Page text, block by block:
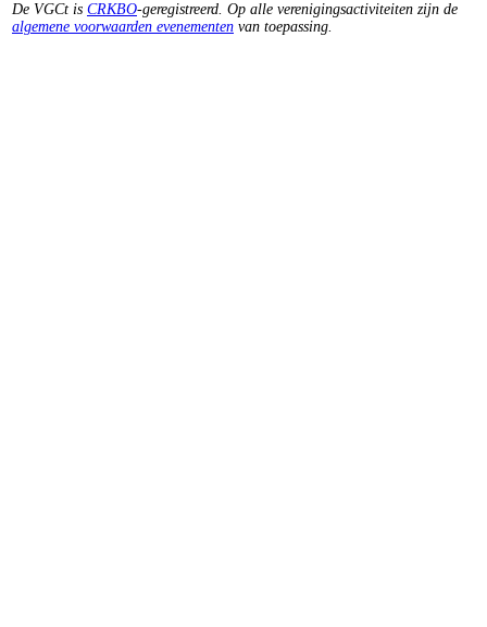
De VGCt is CRKBO-geregistreerd. Op alle verenigingsactiviteiten zijn de
algemene voorwaarden evenementen van toepassing.